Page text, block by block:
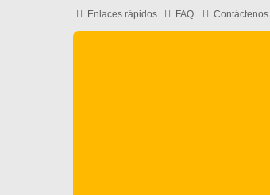
Enlaces rápidos FAQ Contáctenos